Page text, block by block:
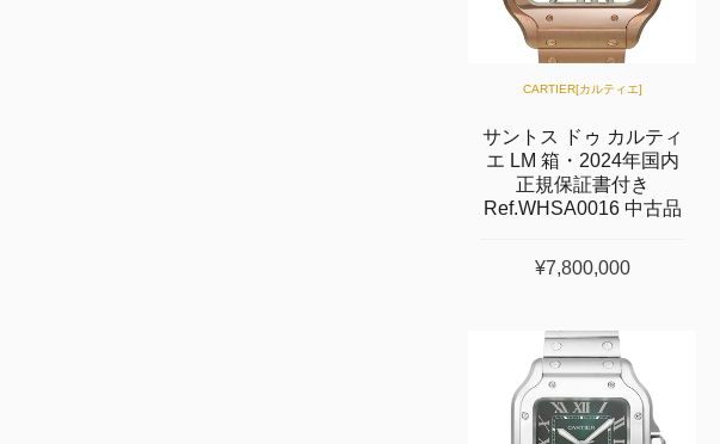
CARTIER[カルティエ]
サントス ドゥ カルティ
エ LM 箱・2024年国内
正規保証書付き
Ref.WHSA0016 中古品
¥7,800,000